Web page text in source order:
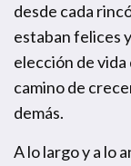
desde cada
estaban felices
elección de vida
camino de
demás.
A lo largo y a lo